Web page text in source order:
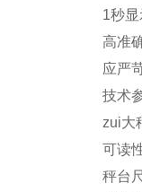
1秒
高准
应严
技术
zui大
可读
秤台